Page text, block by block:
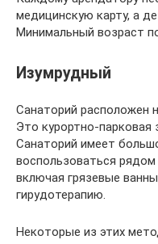
медицинскую карту, а
Минимальный возраст
Изумрудный
Санаторий расположен
Это курортно-парковая
Санаторий имеет
воспользоваться
включая грязевые
гирудотерапию.
Некоторые из этих